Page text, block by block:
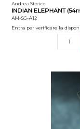
Andrea Storico
INDIAN ELEPHANT
AM-SG-A12
Entra per verificare la